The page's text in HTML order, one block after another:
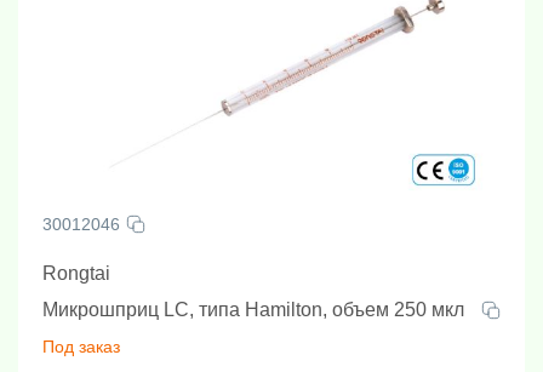
30012046
Rongtai
Микрошприц LC, типа Hamilton, объем 250 мкл
Под заказ